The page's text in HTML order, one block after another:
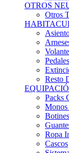
OTROS
Otros
Pedales
Resto
Packs
Ropa
Cascos